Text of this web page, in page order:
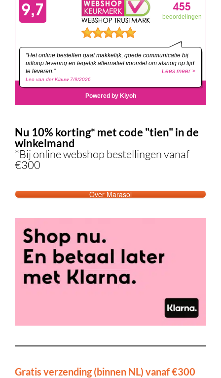
Nu 10% korting* met code "tien" in de
winkelmand
*Bij online webshop bestellingen vanaf
€300
Over Marasol
Gratis verzending (binnen NL) vanaf €300